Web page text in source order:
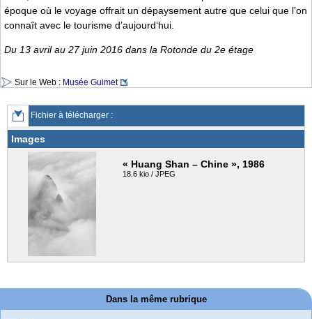
époque où le voyage offrait un dépaysement autre que celui que l’on
connaît avec le tourisme d’aujourd’hui.
Du 13 avril au 27 juin 2016 dans la Rotonde du 2e étage
Sur le Web : Musée Guimet
Fichier à télécharger :
Images
« Huang Shan – Chine », 1986
18.6 kio / JPEG
Dans la même rubrique